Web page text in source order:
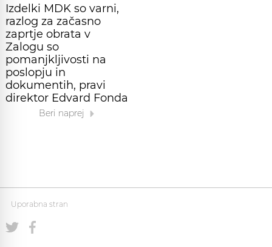
Izdelki MDK so varni,
razlog za začasno
zaprtje obrata v
Zalogu so
pomanjkljivosti na
poslopju in
dokumentih, pravi
direktor Edvard Fonda
Beri naprej
Uporabna stran